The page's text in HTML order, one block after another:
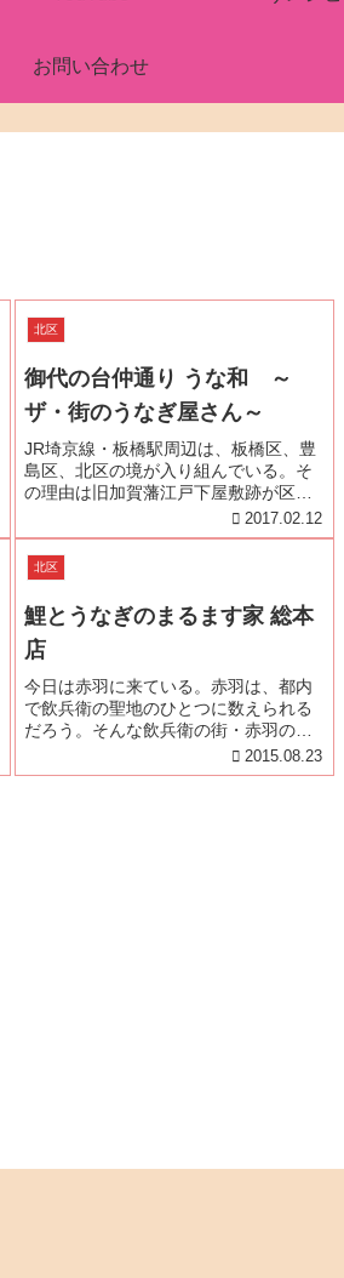
お問い合わせ
北区
御代の台仲通り うな和 ～
ザ・街のうなぎ屋さん～
JR埼京線・板橋駅周辺は、板橋区、豊
島区、北区の境が入り組んでいる。そ
の理由は旧加賀藩江戸下屋敷跡が区境
になったかららしい。板橋駅東口は別
名・滝野川口というように出口を出る
と北区滝野川になる。東口ロータリー
の向こうには新選組隊長・近藤勇の
墓...
2017.02.12
北区
鯉とうなぎのまるます家 総本
店
今日は赤羽に来ている。赤羽は、都内
で飲兵衛の聖地のひとつに数えられる
だろう。そんな飲兵衛の街・赤羽のラ
ンドマーク的な店が『鯉とうなぎのま
るます家 総本店』だ。朝9時の開店か
2015.08.23